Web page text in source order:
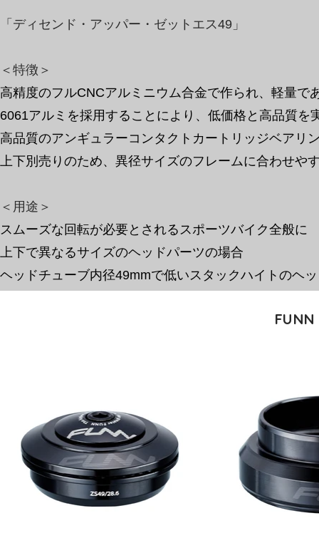
「ディセンド・アッパー・ゼットエス49」
＜特徴＞
高精度のフルCNCアルミニウム合金で作られ、軽量で
6061アルミを採用することにより、低価格と高品質を
高品質のアンギュラーコンタクトカートリッジベアリ
上下別売りのため、異径サイズのフレームに合わせや
​＜用途＞
スムーズな回転が必要とされるスポーツバイク全般に
上下で異なるサイズのヘッドパーツの場合
ヘッドチューブ内径49mmで低いスタックハイトのヘ